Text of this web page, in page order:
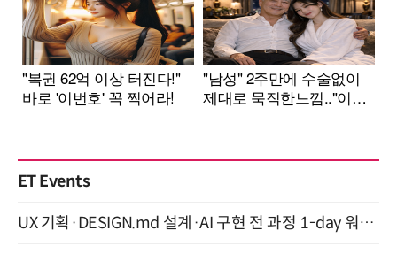
ET Events
UX 기획·DESIGN.md 설계·AI 구현 전 과정 1-day 워크숍 with Claude Code·Codex 9월 15일 개최